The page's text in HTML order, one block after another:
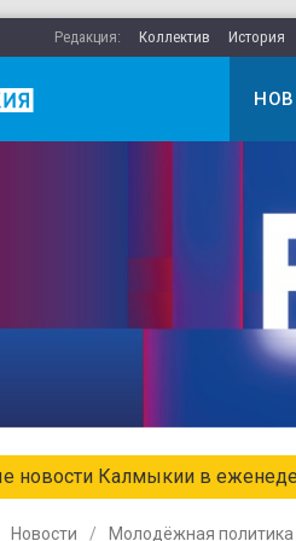
Редакция: Коллектив История
новости Калмыкии в
Новости Молодёжная политика